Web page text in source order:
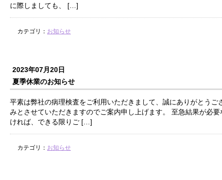
に際しましても、 […]
カテゴリ： お知らせ
2023年07月20日
夏季休業のお知らせ
平素は弊社の病理検査をご利用いただきまして、誠にありがとう
みとさせていただきますのでご案内申し上げます。 至急結果が必
ければ、できる限りご […]
カテゴリ： お知らせ